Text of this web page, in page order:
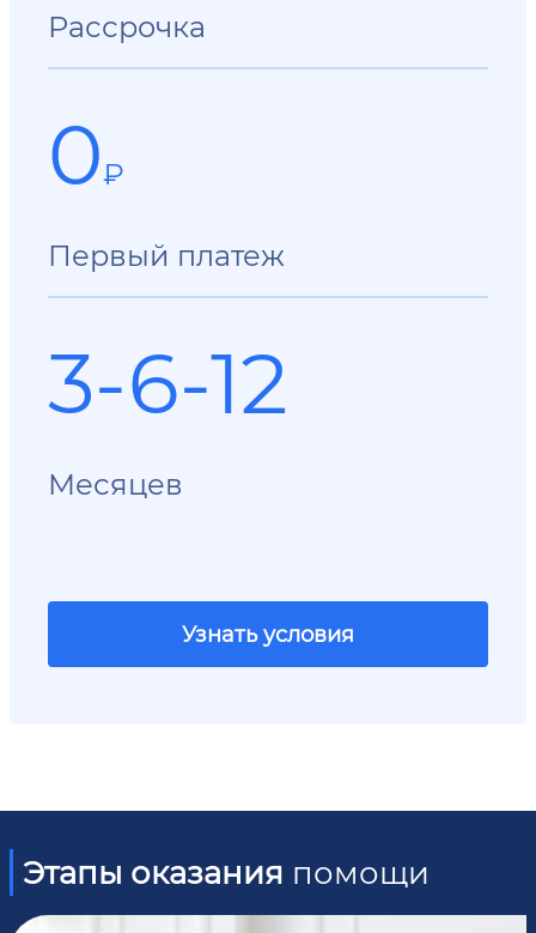
Рассрочка
0₽
Первый платеж
3-6-12
Месяцев
Узнать условия
Этапы оказания помощи